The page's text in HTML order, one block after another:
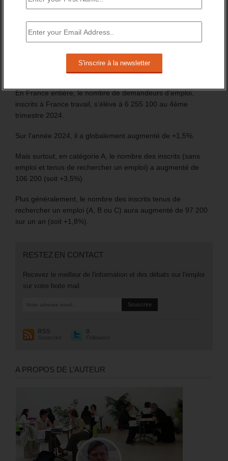
Les chiffres de 2024 du nombre d’inscrit à France travail
marquent la fin de la période précédant le lancement des
bénéficiaires d’une prestation (Pacea et CEJ) et des
nouveaux allocataires du RSA.
En France entière, le nombre de demandeurs d’emploi,
inscrits à France travail, s’élève à 6 255 100 au 4ème
trimestre 2024.
Sur l’année 2024, il a globalement augmenté de +1,5%.
Mais surtout, en catégorie A, le nombre des inscrits (sans
emploi et tenus de rechercher un emploi) a augmenté de
106 200 (soit +3,5%).
Plus généralement, le nombre des inscrits tenus de
rechercher un emploi (A, B ou C) aura augmenté de 97 200
sur un an (soit +1,8%).
RESTEZ EN CONTACT
Recevez le meilleur de l'information et des débats sur l'emploi
sur votre boite mail.
RSS
Souscrire
0
Followers
A PROPOS DE L’AUTEUR